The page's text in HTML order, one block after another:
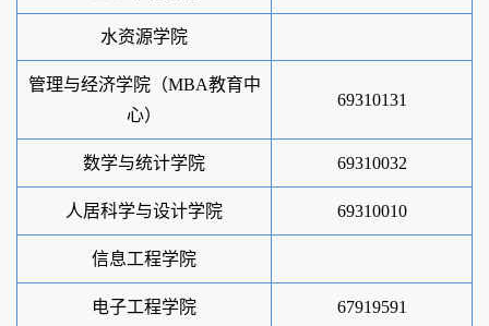
水资源学院
管理与经济学院（MBA教育中
心）
69310131
数学与统计学院 69310032
人居科学与设计学院 69310010
信息工程学院
电子工程学院 67919591